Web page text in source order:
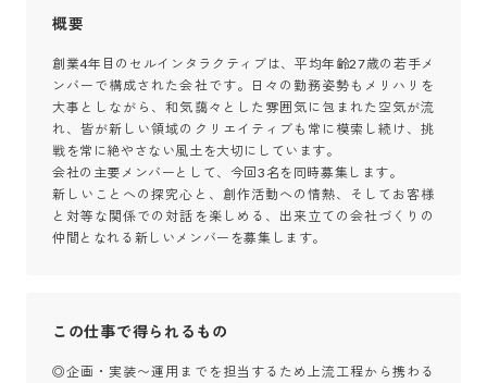
概要
創業4年目のセルインタラクティブは、平均年齢27歳の若手メ
ンバーで構成された会社です。日々の勤務姿勢もメリハリを
大事としながら、和気藹々とした雰囲気に包まれた空気が流
れ、皆が新しい領域のクリエイティブも常に模索し続け、挑
戦を常に絶やさない風土を大切にしています。
会社の主要メンバーとして、今回3名を同時募集します。
新しいことへの探究心と、創作活動への情熱、そしてお客様
と対等な関係での対話を楽しめる、出来立ての会社づくりの
仲間となれる新しいメンバーを募集します。
この仕事で得られるもの
◎企画・実装〜運用までを担当するため上流工程から携わる